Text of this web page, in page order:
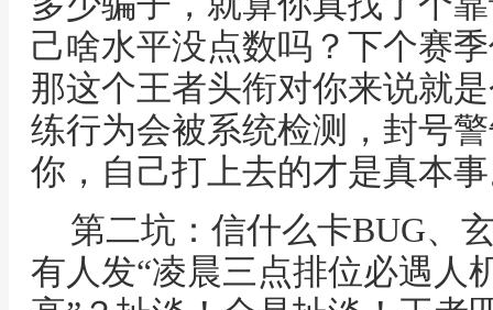
己啥水平没点数吗？下个赛
那这个王者头衔对你来说就
练行为会被系统检测，封号
你，自己打上去的才是真本
第二坑：信什么卡BUG、
有人发“凌晨三点排位必遇人